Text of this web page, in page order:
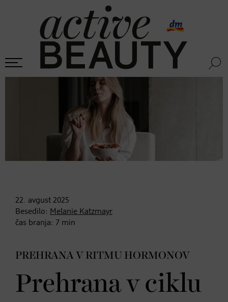
22. avgust 2025
Besedilo: Melanie Katzmayr
čas branja: 7 min
PREHRANA V RITMU HORMONOV
Prehrana v ciklu